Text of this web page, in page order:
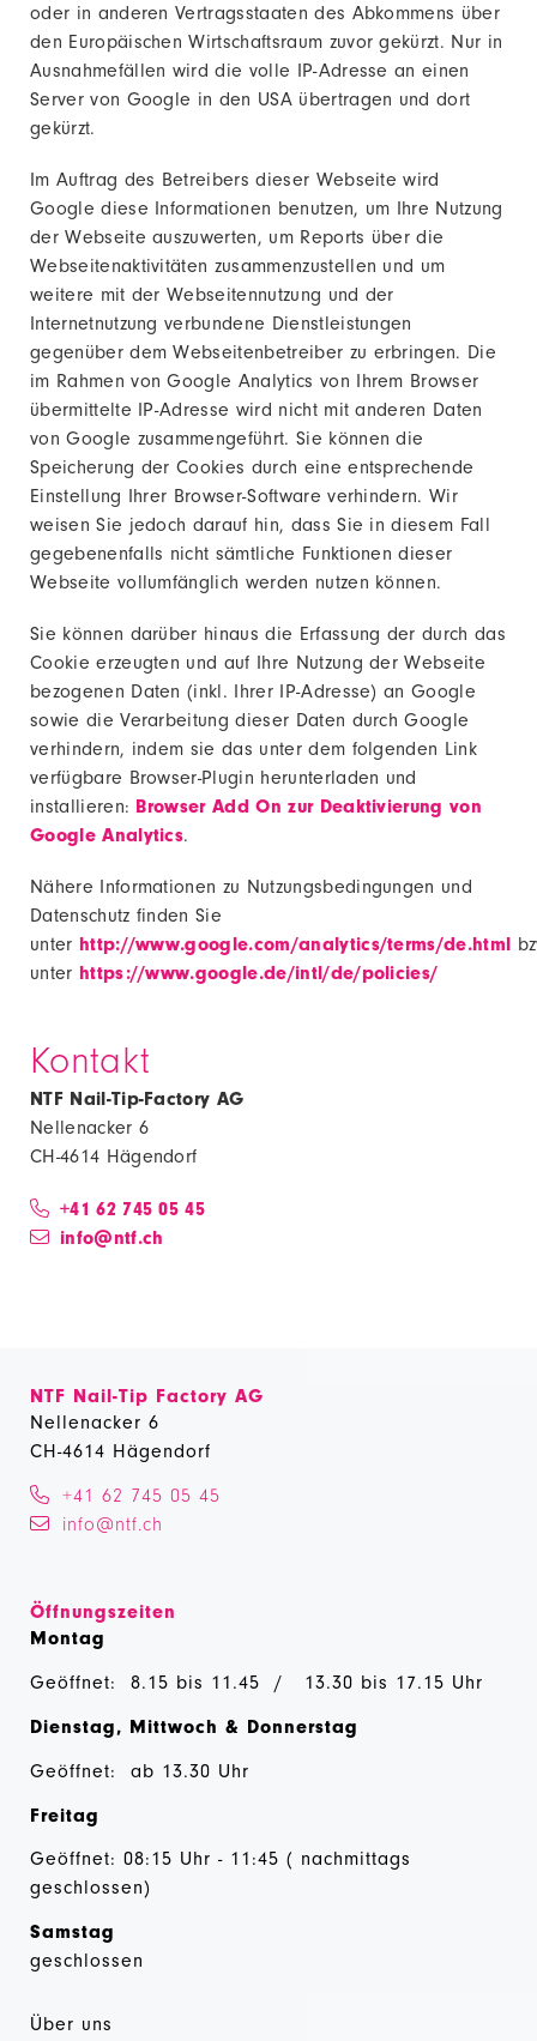
oder in anderen Vertragsstaaten des Abkommens über
den Europäischen Wirtschaftsraum zuvor gekürzt. Nur in
Ausnahmefällen wird die volle IP-Adresse an einen
Server von Google in den USA übertragen und dort
gekürzt.
Im Auftrag des Betreibers dieser Webseite wird
Google diese Informationen benutzen, um Ihre Nutzung
der Webseite auszuwerten, um Reports über die
Webseitenaktivitäten zusammenzustellen und um
weitere mit der Webseitennutzung und der
Internetnutzung verbundene Dienstleistungen
gegenüber dem Webseitenbetreiber zu erbringen. Die
im Rahmen von Google Analytics von Ihrem Browser
übermittelte IP-Adresse wird nicht mit anderen Daten
von Google zusammengeführt. Sie können die
Speicherung der Cookies durch eine entsprechende
Einstellung Ihrer Browser-Software verhindern. Wir
weisen Sie jedoch darauf hin, dass Sie in diesem Fall
gegebenenfalls nicht sämtliche Funktionen dieser
Webseite vollumfänglich werden nutzen können.
Sie können darüber hinaus die Erfassung der durch das
Cookie erzeugten und auf Ihre Nutzung der Webseite
bezogenen Daten (inkl. Ihrer IP-Adresse) an Google
sowie die Verarbeitung dieser Daten durch Google
verhindern, indem sie das unter dem folgenden Link
verfügbare Browser-Plugin herunterladen und
installieren: Browser Add On zur Deaktivierung von
Google Analytics.
Nähere Informationen zu Nutzungsbedingungen und
Datenschutz finden Sie
unter http://www.google.com/analytics/terms/de.html
unter https://www.google.de/intl/de/policies/
Kontakt
NTF Nail-Tip-Factory AG
Nellenacker 6
CH-4614 Hägendorf
+41 62 745 05 45
info@ntf.ch
NTF Nail-Tip Factory AG
Nellenacker 6
CH-4614 Hägendorf
+41 62 745 05 45
info@ntf.ch
Öffnungszeiten
Montag
Geöffnet: 8.15 bis 11.45 / 13.30 bis 17.15 Uhr
Dienstag, Mittwoch & Donnerstag
Geöffnet: ab 13.30 Uhr
Freitag
Geöffnet: 08:15 Uhr - 11:45 ( nachmittags
geschlossen)
Samstag
geschlossen
Über uns